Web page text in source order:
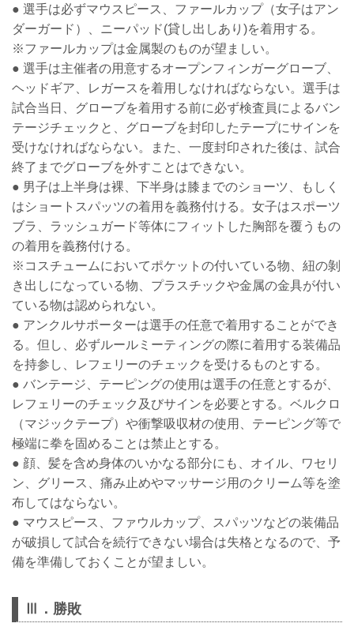
● 選手は必ずマウスピース、ファールカップ（女子はアン
ダーガード）、ニーパッド(貸し出しあり)を着用する。
※ファールカップは金属製のものが望ましい。
● 選手は主催者の用意するオープンフィンガーグローブ、
ヘッドギア、レガースを着用しなければならない。選手は
試合当日、グローブを着用する前に必ず検査員によるバン
テージチェックと、グローブを封印したテープにサインを
受けなければならない。また、一度封印された後は、試合
終了までグローブを外すことはできない。
● 男子は上半身は裸、下半身は膝までのショーツ、もしく
はショートスパッツの着用を義務付ける。女子はスポーツ
ブラ、ラッシュガード等体にフィットした胸部を覆うもの
の着用を義務付ける。
※コスチュームにおいてポケットの付いている物、紐の剝
き出しになっている物、プラスチックや金属の金具が付い
ている物は認められない。
● アンクルサポーターは選手の任意で着用することができ
る。但し、必ずルールミーティングの際に着用する装備品
を持参し、レフェリーのチェックを受けるものとする。
● バンテージ、テーピングの使用は選手の任意とするが、
レフェリーのチェック及びサインを必要とする。ベルクロ
（マジックテープ）や衝撃吸収材の使用、テーピング等で
極端に拳を固めることは禁止とする。
● 顔、髪を含め身体のいかなる部分にも、オイル、ワセリ
ン、グリース、痛み止めやマッサージ用のクリーム等を塗
布してはならない。
● マウスピース、ファウルカップ、スパッツなどの装備品
が破損して試合を続行できない場合は失格となるので、予
備を準備しておくことが望ましい。
Ⅲ．勝敗